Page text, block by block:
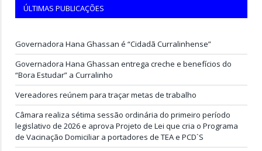
ÚLTIMAS PUBLICAÇÕES
Governadora Hana Ghassan é “Cidadã Curralinhense”
Governadora Hana Ghassan entrega creche e benefícios do
“Bora Estudar” a Curralinho
Vereadores reúnem para traçar metas de trabalho
Câmara realiza sétima sessão ordinária do primeiro período
legislativo de 2026 e aprova Projeto de Lei que cria o Programa
de Vacinação Domiciliar a portadores de TEA e PCD`S